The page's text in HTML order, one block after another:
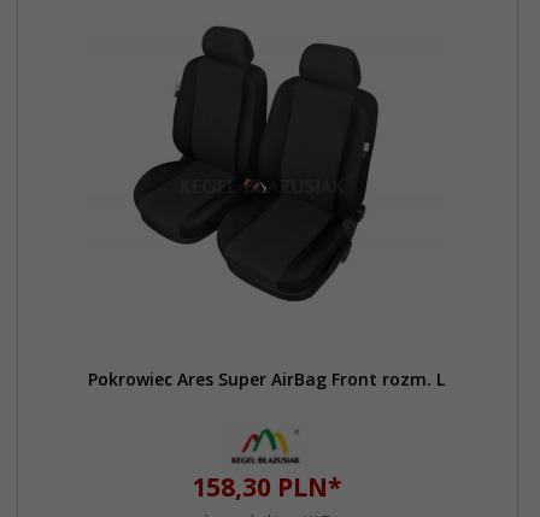
Pokrowiec Ares Super AirBag Front rozm. L
158,30 PLN*